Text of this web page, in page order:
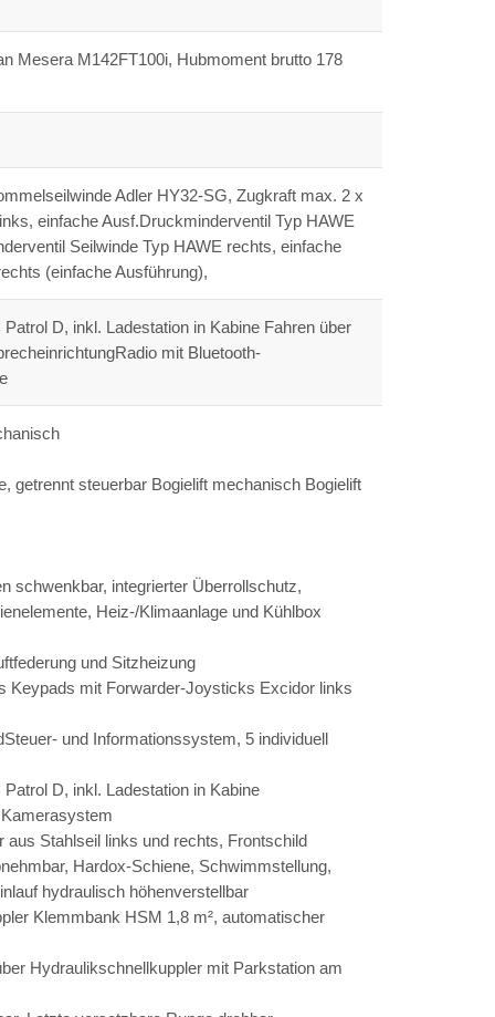
Mesera M142FT100i, Hubmoment brutto 178
Adler HY32-SG, Zugkraft max. 2 x
einfache Ausf.Druckminderventil Typ HAWE
Seilwinde Typ HAWE rechts, einfache
(einfache Ausführung),
D, inkl. Ladestation in Kabine Fahren über
mit Bluetooth-
getrennt steuerbar Bogielift mechanisch Bogielift
schwenkbar, integrierter Überrollschutz,
Heiz-/Klimaanlage und Kühlbox
und Sitzheizung
mit Forwarder-Joysticks Excidor links
und Informationssystem, 5 individuell
D, inkl. Ladestation in Kabine
Stahlseil links und rechts, Frontschild
Hardox-Schiene, Schwimmstellung,
hydraulisch höhenverstellbar
Klemmbank HSM 1,8 m², automatischer
Hydraulikschnellkuppler mit Parkstation am